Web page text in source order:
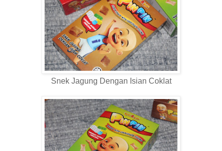
Snek Jagung Dengan Isian Coklat